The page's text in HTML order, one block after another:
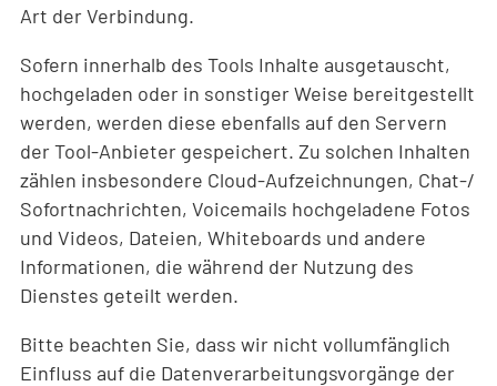
Art der Verbindung.
Sofern innerhalb des Tools Inhalte ausgetauscht,
hochgeladen oder in sonstiger Weise bereitgestellt
werden, werden diese ebenfalls auf den Servern
der Tool-Anbieter gespeichert. Zu solchen Inhalten
zählen insbesondere Cloud-Aufzeichnungen, Chat-/
Sofortnachrichten, Voicemails hochgeladene Fotos
und Videos, Dateien, Whiteboards und andere
Informationen, die während der Nutzung des
Dienstes geteilt werden.
Bitte beachten Sie, dass wir nicht vollumfänglich
Einfluss auf die Datenverarbeitungsvorgänge der